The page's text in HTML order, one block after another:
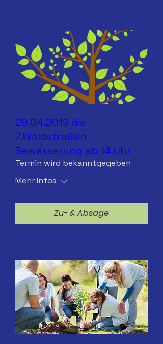
29.04.2019 die
7.Waldstraßen
Bewässerung ab 14 Uhr
Termin wird bekanntgegeben
Mehr Infos
Zu- & Absage